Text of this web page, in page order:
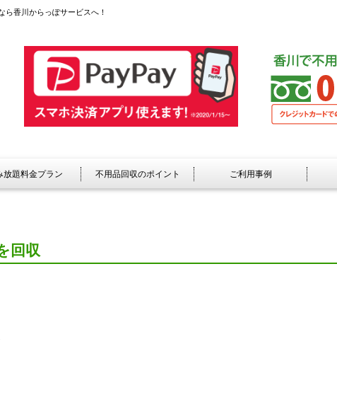
香川からっぽサービスへ！
放題料金プラン 不用品回収のポイント ご利用事例
回収